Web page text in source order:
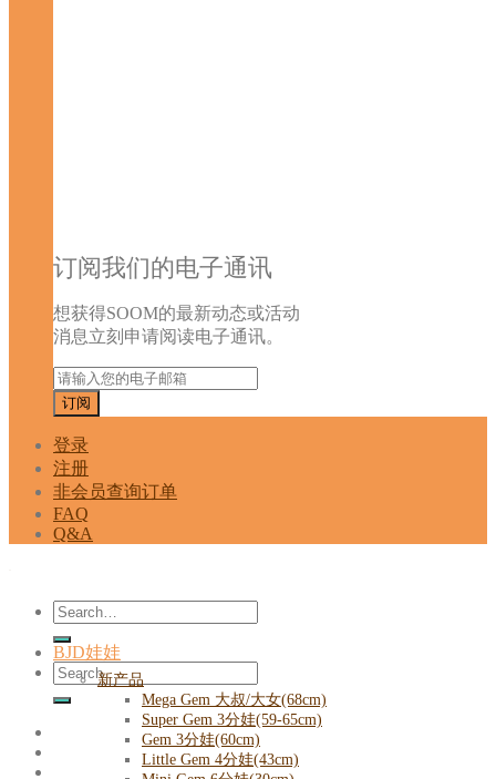
订阅我们的电子通讯
想获得SOOM的最新动态或活动
消息立刻申请阅读电子通讯。
登录
注册
非会员查询订单
FAQ
Q&A
Search
for:
Search
for:
BJD娃娃
新产品
Mega Gem 大叔/大女(68cm)
Super Gem 3分娃(59-65cm)
Gem 3分娃(60cm)
Little Gem 4分娃(43cm)